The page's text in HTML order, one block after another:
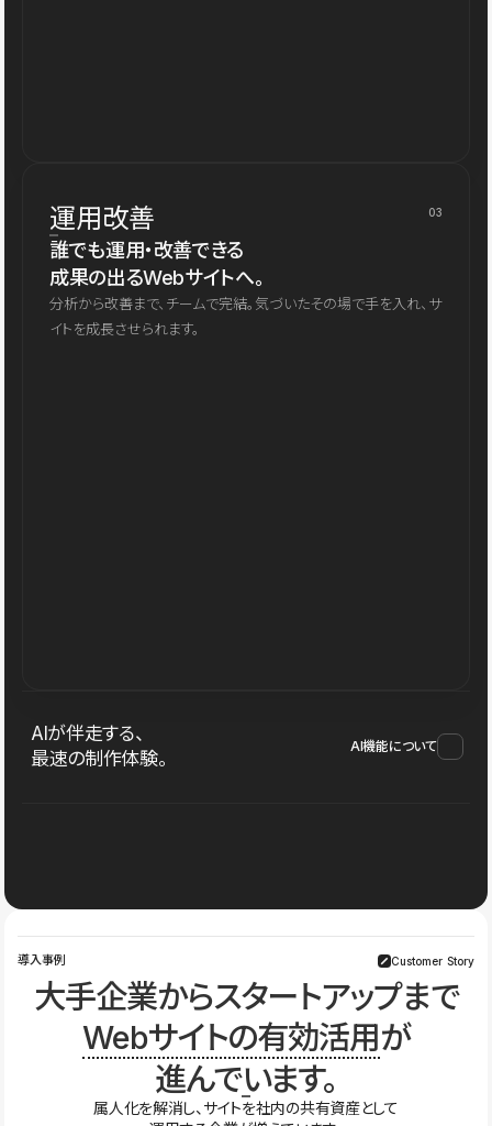
運用改善 03
誰でも運用・改善できる
成果の出るWebサイトへ。
分析から改善まで、チームで完結。気づいたその場で手を入れ、サ
イトを成長させられます。
AIが伴走する、
最速の制作体験。
AI機能について
導入事例 Customer Story
大手企業からスタートアップまで
Webサイトの有効活用が
進んでいます。
属人化を解消し、サイトを社内の共有資産として